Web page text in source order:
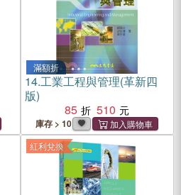
滿額折
14.工業工程與管理(革新四
版)
85
510
庫存 > 10
紅利兌換